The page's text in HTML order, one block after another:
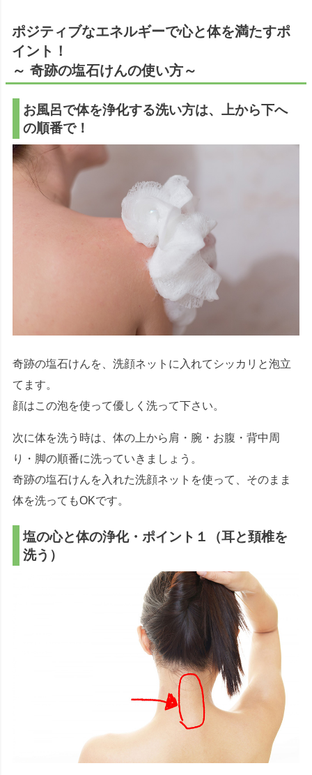
ポジティブなエネルギーで心と体を満たすポ
イント！
～ 奇跡の塩石けんの使い方～
お風呂で体を浄化する洗い方は、上から下へ
の順番で！
奇跡の塩石けんを、洗顔ネットに入れてシッカリと泡立
てます。
顔はこの泡を使って優しく洗って下さい。
次に体を洗う時は、体の上から肩・腕・お腹・背中周
り・脚の順番に洗っていきましょう。
奇跡の塩石けんを入れた洗顔ネットを使って、そのまま
体を洗ってもOKです。
塩の心と体の浄化・ポイント１（耳と頚椎を
洗う）